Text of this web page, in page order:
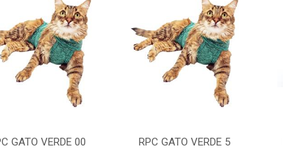
GATO VERDE 00 RPC GATO VERDE 5